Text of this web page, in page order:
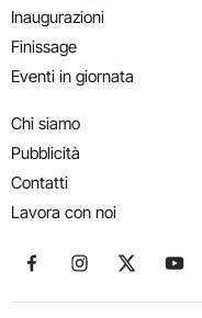
Inaugurazioni
Finissage
Eventi in giornata
Chi siamo
Pubblicità
Contatti
Lavora con noi
Seguici su Facebook
Seguici su
Seguici